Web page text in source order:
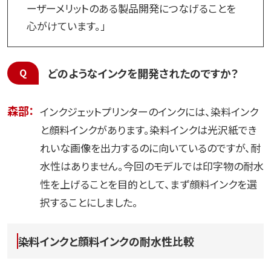
ーザーメリットのある製品開発につなげることを
心がけています。」
どのようなインクを開発されたのですか？
森部： インクジェットプリンターのインクには、染料インク
と顔料インクがあります。染料インクは光沢紙でき
れいな画像を出力するのに向いているのですが、耐
水性はありません。今回のモデルでは印字物の耐水
性を上げることを目的として、まず顔料インクを選
択することにしました。
染料インクと顔料インクの耐水性比較